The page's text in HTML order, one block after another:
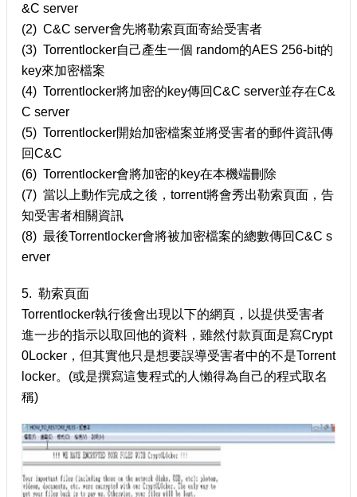
&C server
(2) C&C server會先將勒索頁面寄給受害者
(3) Torrentlocker自己產生一個 random的AES 256-bit的
key來加密檔案
(4) Torrentlocker將加密的key傳回C&C server並存在C&
C server
(5) Torrentlocker開始加密檔案並將受害者的郵件資訊傳
回C&C
(6) Torrentlocker會將加密的key在本機端刪除
(7) 當以上動作完成之後，torrent將會秀出勒索頁面，告
知受害者相關資訊
(8) 最後Torrentlocker會將被加密檔案的總數傳回C&C s
erver
5. 勒索頁面
Torrentlocker執行後會出現以下的網頁，以提供受害者
進一步的指示以取回他的資料，雖然付款頁面是寫Crypt
0Locker，但其實他只是想要誤導受害者中的不是Torrent
locker。(或是撰寫這隻程式的人懶得為自己的程式取名
稱)